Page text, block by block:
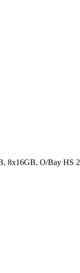
8x16GB, O/Bay HS